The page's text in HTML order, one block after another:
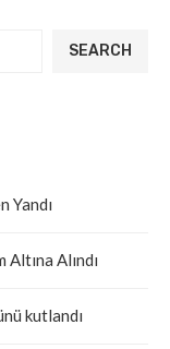
SEARCH
Yandı
Alındı
kutlandı